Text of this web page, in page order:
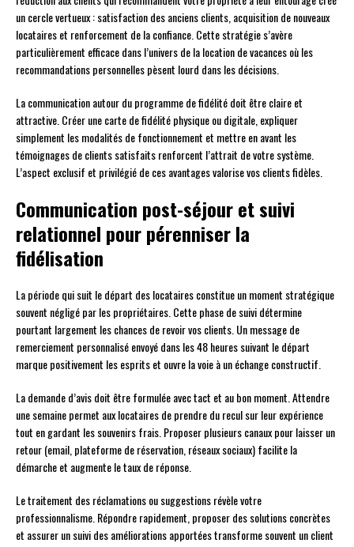
un cercle vertueux : satisfaction des anciens clients, acquisition de nouveaux
locataires et renforcement de la confiance. Cette stratégie s’avère
particulièrement efficace dans l’univers de la location de vacances où les
recommandations personnelles pèsent lourd dans les décisions.
La communication autour du programme de fidélité doit être claire et
attractive. Créer une carte de fidélité physique ou digitale, expliquer
simplement les modalités de fonctionnement et mettre en avant les
témoignages de clients satisfaits renforcent l’attrait de votre système.
L’aspect exclusif et privilégié de ces avantages valorise vos clients fidèles.
Communication post-séjour et suivi
relationnel pour pérenniser la
fidélisation
La période qui suit le départ des locataires constitue un moment stratégique
souvent négligé par les propriétaires. Cette phase de suivi détermine
pourtant largement les chances de revoir vos clients. Un message de
remerciement personnalisé envoyé dans les 48 heures suivant le départ
marque positivement les esprits et ouvre la voie à un échange constructif.
La demande d’avis doit être formulée avec tact et au bon moment. Attendre
une semaine permet aux locataires de prendre du recul sur leur expérience
tout en gardant les souvenirs frais. Proposer plusieurs canaux pour laisser un
retour (email, plateforme de réservation, réseaux sociaux) facilite la
démarche et augmente le taux de réponse.
Le traitement des réclamations ou suggestions révèle votre
professionnalisme. Répondre rapidement, proposer des solutions concrètes
et assurer un suivi des améliorations apportées transforme souvent un client